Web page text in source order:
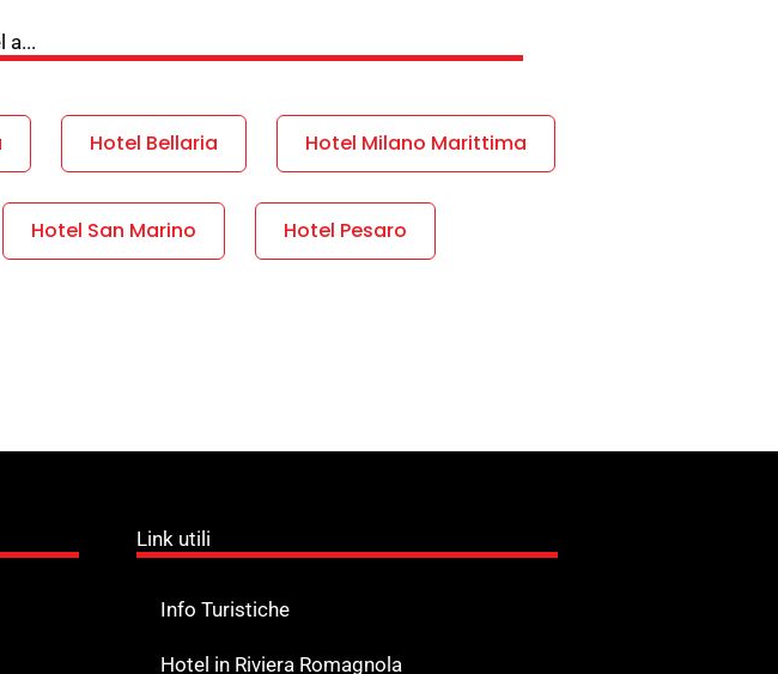
a...
Hotel Bellaria Hotel Milano Marittima
Hotel San Marino Hotel Pesaro
Link utili
Info Turistiche
Hotel in Riviera Romagnola